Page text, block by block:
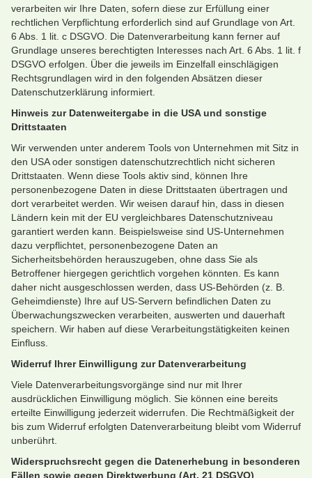
verarbeiten wir Ihre Daten, sofern diese zur Erfüllung einer
rechtlichen Verpflichtung erforderlich sind auf Grundlage von Art.
6 Abs. 1 lit. c DSGVO. Die Datenverarbeitung kann ferner auf
Grundlage unseres berechtigten Interesses nach Art. 6 Abs. 1 lit. f
DSGVO erfolgen. Über die jeweils im Einzelfall einschlägigen
Rechtsgrundlagen wird in den folgenden Absätzen dieser
Datenschutzerklärung informiert.
Hinweis zur Datenweitergabe in die USA und sonstige
Drittstaaten
Wir verwenden unter anderem Tools von Unternehmen mit Sitz in
den USA oder sonstigen datenschutzrechtlich nicht sicheren
Drittstaaten. Wenn diese Tools aktiv sind, können Ihre
personenbezogene Daten in diese Drittstaaten übertragen und
dort verarbeitet werden. Wir weisen darauf hin, dass in diesen
Ländern kein mit der EU vergleichbares Datenschutzniveau
garantiert werden kann. Beispielsweise sind US-Unternehmen
dazu verpflichtet, personenbezogene Daten an
Sicherheitsbehörden herauszugeben, ohne dass Sie als
Betroffener hiergegen gerichtlich vorgehen könnten. Es kann
daher nicht ausgeschlossen werden, dass US-Behörden (z. B.
Geheimdienste) Ihre auf US-Servern befindlichen Daten zu
Überwachungszwecken verarbeiten, auswerten und dauerhaft
speichern. Wir haben auf diese Verarbeitungstätigkeiten keinen
Einfluss.
Widerruf Ihrer Einwilligung zur Datenverarbeitung
Viele Datenverarbeitungsvorgänge sind nur mit Ihrer
ausdrücklichen Einwilligung möglich. Sie können eine bereits
erteilte Einwilligung jederzeit widerrufen. Die Rechtmäßigkeit der
bis zum Widerruf erfolgten Datenverarbeitung bleibt vom Widerruf
unberührt.
Widerspruchsrecht gegen die Datenerhebung in besonderen
Fällen sowie gegen Direktwerbung (Art. 21 DSGVO)